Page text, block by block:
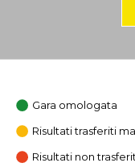
Gara omologata
Risultati trasferiti
Risultati non